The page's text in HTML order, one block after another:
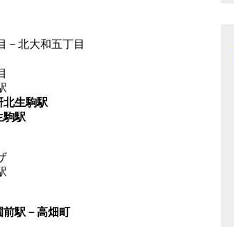
北大和五丁目
生駒駅
駒駅
駅－高畑町